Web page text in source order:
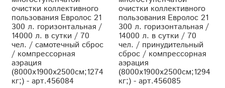
очистки коллективного
пользования Евролос 21
300 л. горизонтальная /
14000 л. в сутки / 70
чел. / самотечный сброс
/ компрессорная
аэрация
(8000x1900x2500см;1274
кг;) - арт.456084
очистки коллективного
пользования Евролос 21
300 л. горизонтальная /
14000 л. в сутки / 70
чел. / принудительный
сброс / компрессорная
аэрация
(8000x1900x2500см;1294
кг;) - арт.456085